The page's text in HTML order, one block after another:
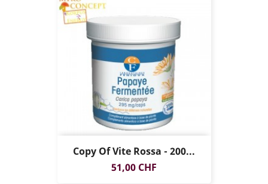
Copy Of Vite Rossa - 200...
Prezzo
51,00 CHF